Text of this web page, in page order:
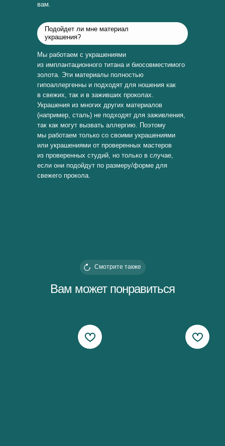
вам.
Подойдет ли мне материал
украшения?
Мы работаем с украшениями
из имплантационного титана и биосовместимого
золота. Эти материалы полностью
гипоаллергенны и подходят для ношения как
в свежих, так и в заживших проколах.
Украшения из многих других материалов
(например, сталь) не подходят для заживления,
так как могут вызвать аллергию. Поэтому
мы работаем только со своими украшениями
или украшениями от проверенных мастеров
из проверенных студий, но только в случае,
если они подойдут по размеру/форме для
свежего прокола.
Вам может понравиться
Смотрите также